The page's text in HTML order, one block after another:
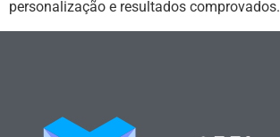
personalização e resultados comprovados.